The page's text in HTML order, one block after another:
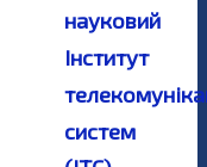
науковий
Iнститут
систем